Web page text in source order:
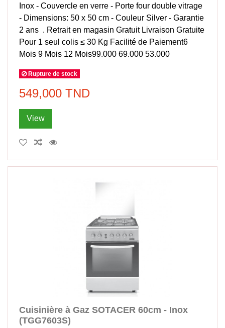
Inox - Couvercle en verre - Porte four double vitrage
- Dimensions: 50 x 50 cm - Couleur Silver - Garantie
2 ans . Retrait en magasin Gratuit Livraison Gratuite
Pour 1 seul colis ≤ 30 Kg Facilité de Paiement6
Mois 9 Mois 12 Mois99.000 69.000 53.000
Rupture de stock
549,000 TND
View
Cuisinière à Gaz SOTACER 60cm - Inox
(TGG7603S)